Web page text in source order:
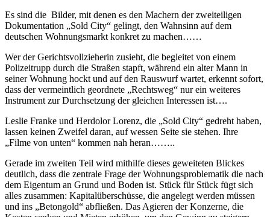
Es sind die Bilder, mit denen es den Machern der zweiteiligen
Dokumentation „Sold City“ gelingt, den Wahnsinn auf dem
deutschen Wohnungsmarkt konkret zu machen……
Wer der Gerichtsvollzieherin zusieht, die begleitet von einem
Polizeitrupp durch die Straßen stapft, während ein alter Mann in
seiner Wohnung hockt und auf den Rauswurf wartet, erkennt sofort,
dass der vermeintlich geordnete „Rechtsweg“ nur ein weiteres
Instrument zur Durchsetzung der gleichen Interessen ist….
Leslie Franke und Herdolor Lorenz, die „Sold City“ gedreht haben,
lassen keinen Zweifel daran, auf wessen Seite sie stehen. Ihre
„Filme von unten“ kommen nah heran……..
Gerade im zweiten Teil wird mithilfe dieses geweiteten Blickes
deutlich, dass die zentrale Frage der Wohnungsproblematik die nach
dem Eigentum an Grund und Boden ist. Stück für Stück fügt sich
alles zusammen: Kapitalüberschüsse, die angelegt werden müssen
und ins „Betongold“ abfließen. Das Agieren der Konzerne, die